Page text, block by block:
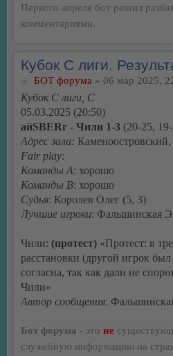
Первого апреля бот решил
комментариями.
Кубок С лиги.
БОТ форума » 06 мар 2025,
Кубок С лиги, C
05.03.2025 (20:50)
айSBERг - Чили 1-3 (20-25,
Адрес зала:
Fair play:
Команды А: хорошо
Команды В: хорошо
Судья: Королев Олег (5, 3)
Лучшие игроки: Фальшинская
Чили: (протест) «Протест: в
расстановки (другой игрок
согласна, так как дали не
Чили»
Автор сообщения:
Бот форума - это не
служебную информацию на